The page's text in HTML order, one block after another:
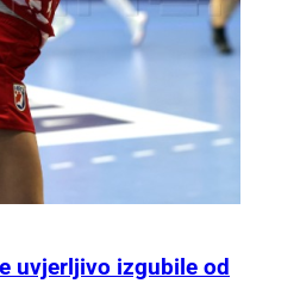
uvjerljivo izgubile od